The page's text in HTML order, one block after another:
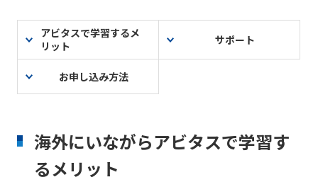
アビタスで学習するメ
リット
サポート
お申し込み方法
海外にいながらアビタスで学習す
るメリット